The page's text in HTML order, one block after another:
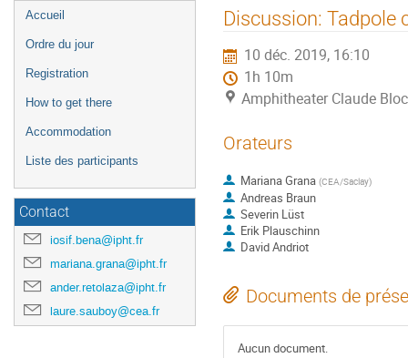
Menu
de
Accueil
Ordre du jour
Registration
How to get there
Accommodation
Liste des participants
Contact
iosif.bena@ipht.fr
mariana.grana@ipht.fr
ander.retolaza@ipht.fr
laure.sauboy@cea.fr
Discussion: Tadpole
10 déc. 2019, 16:10
1h 10m
Amphitheater Claude
Orateurs
Mariana Grana (CEA/Saclay)
Andreas Braun
Severin Lüst
Erik Plauschinn
David Andriot
Documents de
Aucun document.